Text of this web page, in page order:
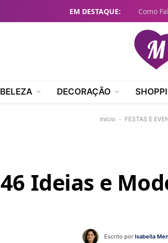
EM DESTAQUE:
BELEZA DECORAÇÃO
Início - FESTAS E
46 Ideias e
Escrito por Isabella